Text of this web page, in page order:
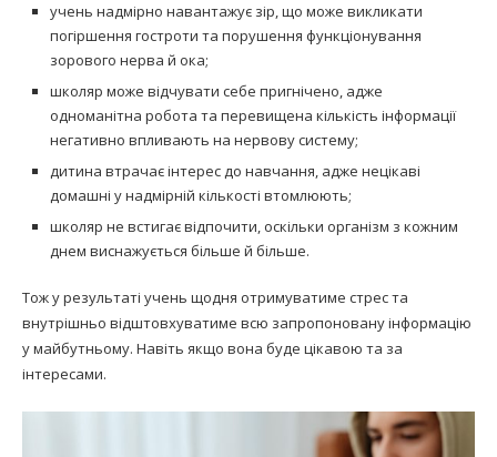
учень надмірно навантажує зір, що може викликати
погіршення гостроти та порушення функціонування
зорового нерва й ока;
школяр може відчувати себе пригнічено, адже
одноманітна робота та перевищена кількість інформації
негативно впливають на нервову систему;
дитина втрачає інтерес до навчання, адже нецікаві
домашні у надмірній кількості втомлюють;
школяр не встигає відпочити, оскільки організм з кожним
днем виснажується більше й більше.
Тож у результаті учень щодня отримуватиме стрес та
внутрішньо відштовхуватиме всю запропоновану інформацію
у майбутньому. Навіть якщо вона буде цікавою та за
інтересами.